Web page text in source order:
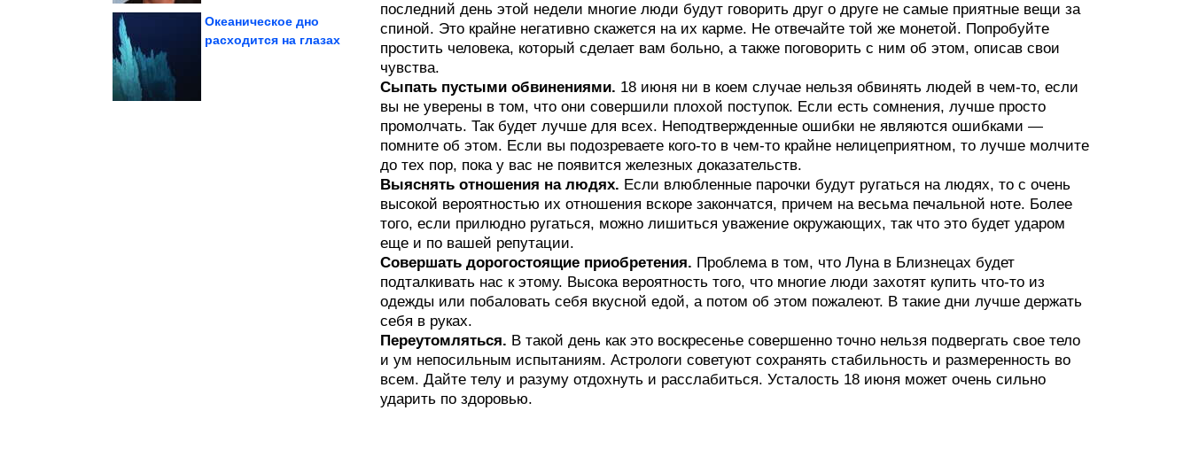
Океаническое дно
расходится на глазах
последний день этой недели многие люди будут говорить друг о друге не самые приятные вещи за
спиной. Это крайне негативно скажется на их карме. Не отвечайте той же монетой. Попробуйте
простить человека, который сделает вам больно, а также поговорить с ним об этом, описав свои
чувства.
Сыпать пустыми обвинениями. 18 июня ни в коем случае нельзя обвинять людей в чем-то, если
вы не уверены в том, что они совершили плохой поступок. Если есть сомнения, лучше просто
промолчать. Так будет лучше для всех. Неподтвержденные ошибки не являются ошибками —
помните об этом. Если вы подозреваете кого-то в чем-то крайне нелицеприятном, то лучше молчите
до тех пор, пока у вас не появится железных доказательств.
Выяснять отношения на людях. Если влюбленные парочки будут ругаться на людях, то с очень
высокой вероятностью их отношения вскоре закончатся, причем на весьма печальной ноте. Более
того, если прилюдно ругаться, можно лишиться уважение окружающих, так что это будет ударом
еще и по вашей репутации.
Совершать дорогостоящие приобретения. Проблема в том, что Луна в Близнецах будет
подталкивать нас к этому. Высока вероятность того, что многие люди захотят купить что-то из
одежды или побаловать себя вкусной едой, а потом об этом пожалеют. В такие дни лучше держать
себя в руках.
Переутомляться. В такой день как это воскресенье совершенно точно нельзя подвергать свое тело
и ум непосильным испытаниям. Астрологи советуют сохранять стабильность и размеренность во
всем. Дайте телу и разуму отдохнуть и расслабиться. Усталость 18 июня может очень сильно
ударить по здоровью.